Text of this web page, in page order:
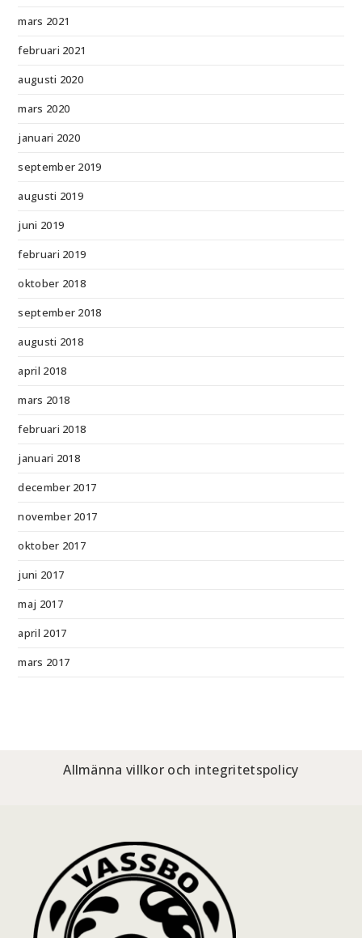
mars 2021
februari 2021
augusti 2020
mars 2020
januari 2020
september 2019
augusti 2019
juni 2019
februari 2019
oktober 2018
september 2018
augusti 2018
april 2018
mars 2018
februari 2018
januari 2018
december 2017
november 2017
oktober 2017
juni 2017
maj 2017
april 2017
mars 2017
Allmänna villkor och integritetspolicy